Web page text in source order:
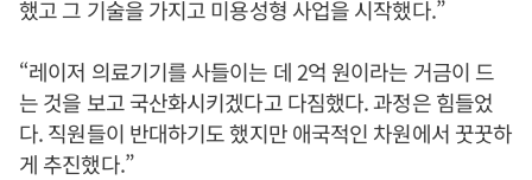
했고 그 기술을 가지고 미용성형 사업을 시작했다.”
“레이저 의료기기를 사들이는 데 2억 원이라는 거금이 드
는 것을 보고 국산화시키겠다고 다짐했다. 과정은 힘들었
다. 직원들이 반대하기도 했지만 애국적인 차원에서 꿋꿋하
게 추진했다.”